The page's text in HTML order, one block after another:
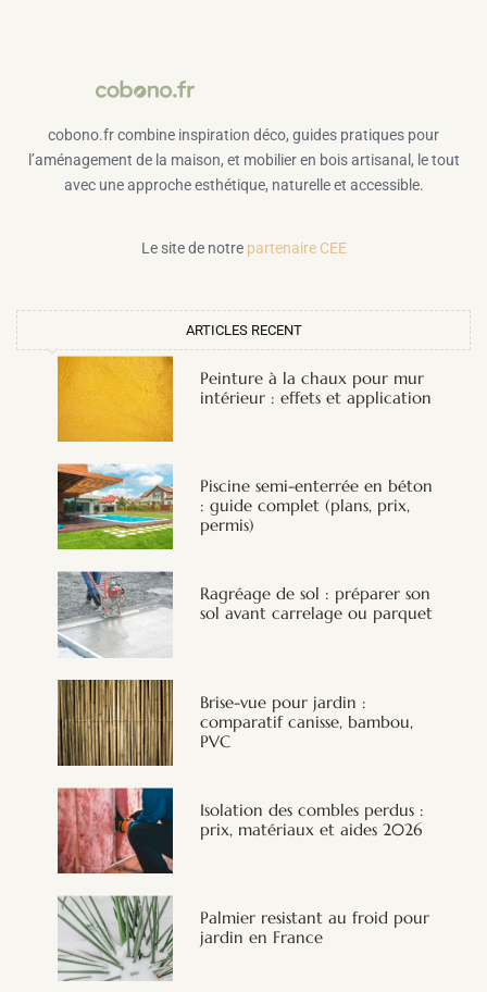
cobono.fr combine inspiration déco, guides pratiques pour
l’aménagement de la maison, et mobilier en bois artisanal, le tout
avec une approche esthétique, naturelle et accessible.
Le site de notre partenaire CEE
ARTICLES RECENT
Peinture à la chaux pour mur
intérieur : effets et application
Piscine semi-enterrée en béton
: guide complet (plans, prix,
permis)
Ragréage de sol : préparer son
sol avant carrelage ou parquet
Brise-vue pour jardin :
comparatif canisse, bambou,
PVC
Isolation des combles perdus :
prix, matériaux et aides 2026
Palmier resistant au froid pour
jardin en France